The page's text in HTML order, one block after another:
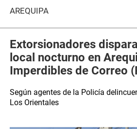
AREQUIPA
Extorsionadores
local nocturno en
Imperdibles de Correo
Según agentes de la Policía
Los Orientales